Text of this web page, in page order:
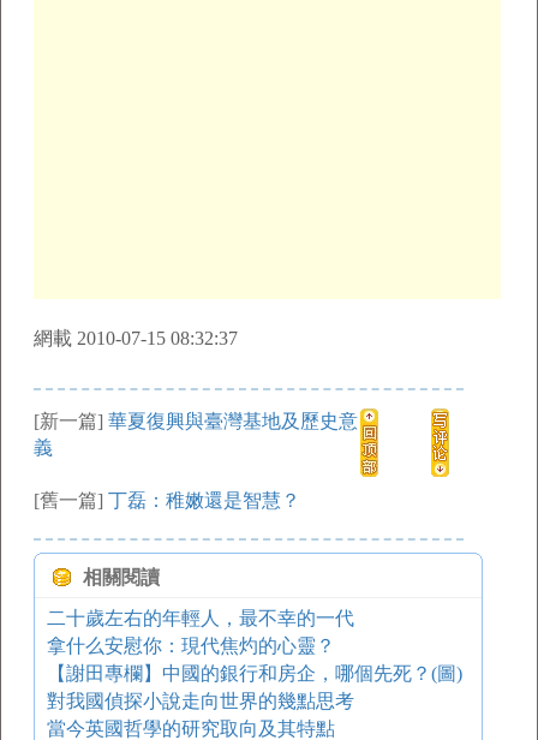
網載 2010-07-15 08:32:37
[新一篇] 華夏復興與臺灣基地及歷史意
義
[舊一篇] 丁磊：稚嫩還是智慧？
相關閱讀
二十歲左右的年輕人，最不幸的一代
拿什么安慰你：現代焦灼的心靈？
【謝田專欄】中國的銀行和房企，哪個先死？(圖)
對我國偵探小說走向世界的幾點思考
當今英國哲學的研究取向及其特點